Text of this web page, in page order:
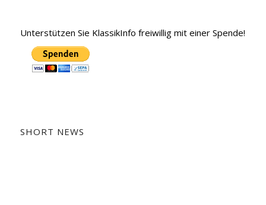
Unterstützen Sie KlassikInfo freiwillig mit einer Spende!
SHORT NEWS